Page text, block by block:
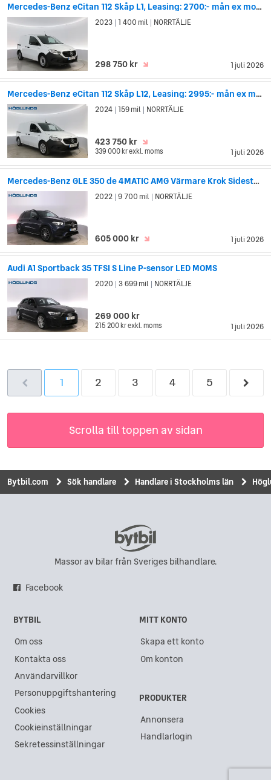
Mercedes-Benz eCitan 112 Skåp L1, Leasing: 2700:- mån ex moms
1 juli 2026
2023 1 400 mil NORRTÄLJE
298 750 kr
Mercedes-Benz eCitan 112 Skåp L12, Leasing: 2995:- mån ex moms
1 juli 2026
2024 159 mil NORRTÄLJE
423 750 kr
339 000 krexkl. moms
Mercedes-Benz GLE 350 de 4MATIC AMG Värmare Krok Sidesteps
1 juli 2026
2022 9 700 mil NORRTÄLJE
605 000 kr
Audi A1 Sportback 35 TFSI S Line P-sensor LED MOMS
1 juli 2026
2020 3 699 mil NORRTÄLJE
269 000 kr
215 200 krexkl. moms
1 2 3 4 5
Scrolla till toppen av sidan
Bytbil.com Sök handlare Handlare i Stockholms län
Massor av bilar från Sveriges bilhandlare.
Facebook
BYTBIL
Om oss
Kontakta oss
Användarvillkor
Personuppgiftshantering
Cookies
Cookieinställningar
Sekretessinställningar
MITT KONTO
Skapa ett konto
Om konton
PRODUKTER
Annonsera
Handlarlogin